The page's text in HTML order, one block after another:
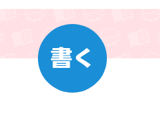
書く